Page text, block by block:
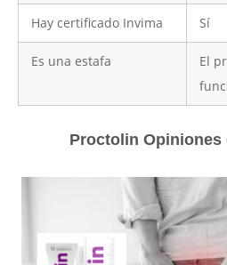
Hay certificado Invima Sí
Es una estafa
El
Proctolin Opiniones